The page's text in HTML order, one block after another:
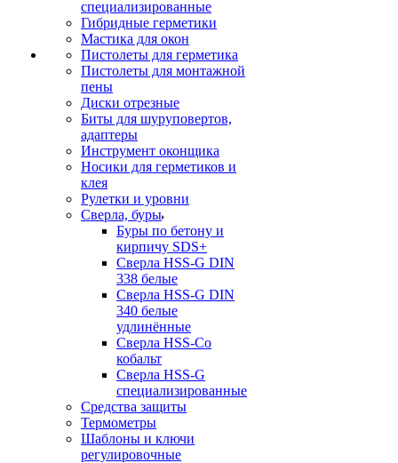
специализированные
Гибридные герметики
Мастика для окон
Пистолеты для герметика
Пистолеты для монтажной
пены
Диски отрезные
Биты для шуруповертов,
адаптеры
Инструмент оконщика
Носики для герметиков и
клея
Рулетки и уровни
Сверла, буры
Буры по бетону и
кирпичу SDS+
Сверла HSS-G DIN
338 белые
Сверла HSS-G DIN
340 белые
удлинённые
Сверла HSS-Co
кобальт
Сверла HSS-G
специализированные
Средства защиты
Термометры
Шаблоны и ключи
регулировочные